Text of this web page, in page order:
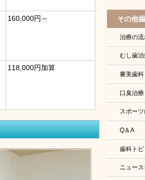
160,000円～
118,000円加算
その他
治療の
むし歯
審美歯科
口臭治療
スポー
Q＆A
歯科トピ
ニュー